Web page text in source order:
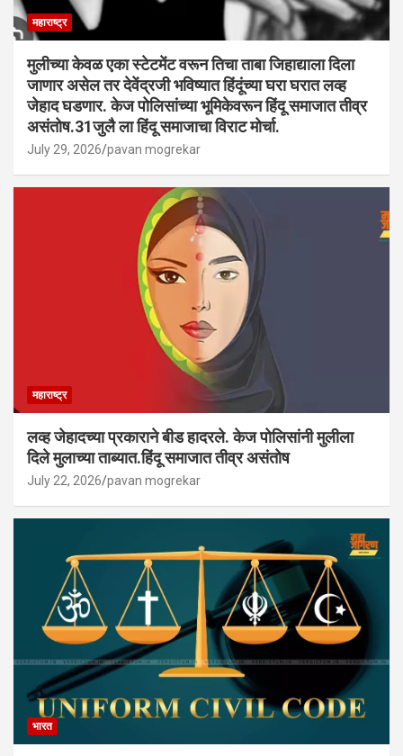
महाराष्ट्र
मुलीच्या केवळ एका स्टेटमेंट वरून तिचा ताबा जिहाद्याला दिला
जाणार असेल तर देवेंद्रजी भविष्यात हिंदूंच्या घरा घरात लव्ह
जेहाद घडणार. केज पोलिसांच्या भूमिकेवरून हिंदू समाजात तीव्र
असंतोष.31जुलै ला हिंदू समाजाचा विराट मोर्चा.
July 29, 2026 pavan mogrekar
महाराष्ट्र
लव्ह जेहादच्या प्रकाराने बीड हादरले. केज पोलिसांनी मुलीला
दिले मुलाच्या ताब्यात.हिंदू समाजात तीव्र असंतोष
July 22, 2026 pavan mogrekar
भारत